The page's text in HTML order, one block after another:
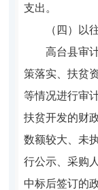
支出。
（四）以
高台县审
策落实、扶贫
等情况进行审
扶贫开发的财
数额较大、未
行公示、采购
中标后签订的